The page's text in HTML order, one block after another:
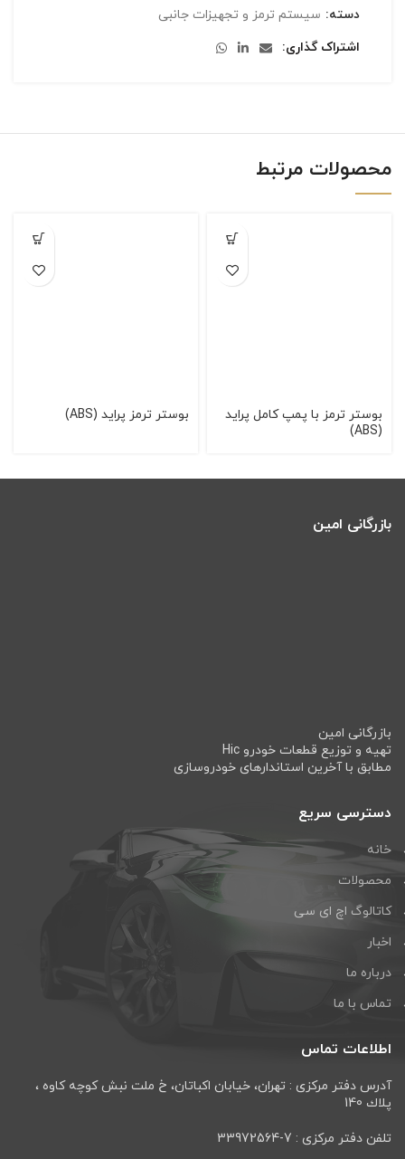
دسته: سیستم ترمز و تجهیزات جانبی
اشتراک گذاری
محصولات مرتبط
بوستر ترمز با پمپ كامل پرايد
(ABS)
بوستر ترمز پرايد (ABS)
بازرگانی امین
بازرگانی امین
تهیه و توزیع قطعات خودرو Hic
مطابق با آخرین استاندارهای خودروسازی
دسترسی سریع
خانه
محصولات
کاتالوگ اچ ای سی
اخبار
درباره ما
تماس با ما
اطلاعات تماس
آدرس دفتر مرکزی : تهران، خيابان اكباتان، خ ملت نبش كوچه كاوه ،
پلاك 140
تلفن دفتر مرکزی : 7-33972564